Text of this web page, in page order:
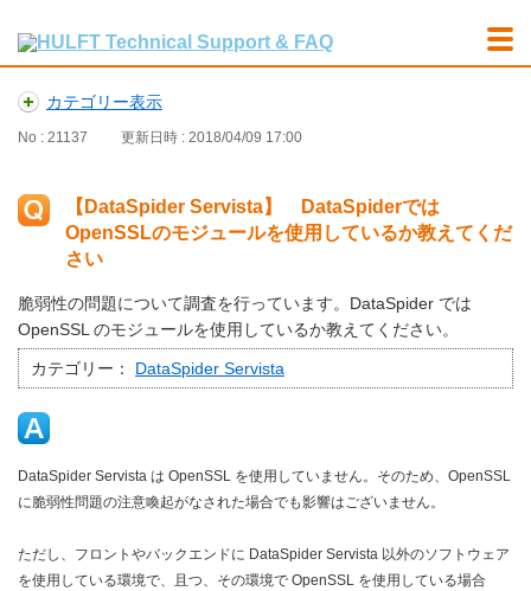
カテゴリー表示
No : 21137 更新日時 : 2018/04/09 17:00
【DataSpider Servista】 DataSpiderでは
OpenSSLのモジュールを使用しているか教えてくだ
さい
脆弱性の問題について調査を行っています。DataSpider では
OpenSSL のモジュールを使用しているか教えてください。
カテゴリー： DataSpider Servista
DataSpider Servista は OpenSSL を使用していません。そのため、OpenSSL
に脆弱性問題の注意喚起がなされた場合でも影響はございません。
ただし、フロントやバックエンドに DataSpider Servista 以外のソフトウェア
を使用している環境で、且つ、その環境で OpenSSL を使用している場合